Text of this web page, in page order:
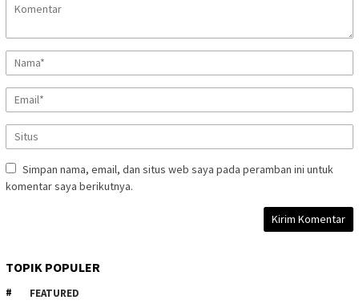
Simpan nama, email, dan situs web saya pada peramban ini untuk
komentar saya berikutnya.
TOPIK POPULER
FEATURED